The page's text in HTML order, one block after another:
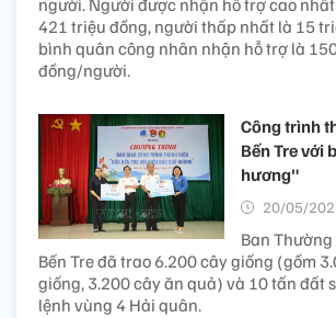
người. Người được nhận hỗ trợ cao
421 triệu đồng, người thấp nhất là 15
bình quân công nhân nhận hỗ trợ là
đồng/người.
Công trình
Bến Tre với
hương"
20/05/
Ban
Bến Tre đã trao 6.200 cây giống (gồm
giống, 3.200 cây ăn quả) và 10 tấn đất
lệnh vùng 4 Hải quân.